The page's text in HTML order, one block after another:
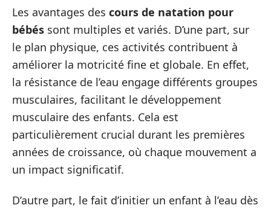
Les avantages des cours de natation pour
bébés sont multiples et variés. D’une part, sur
le plan physique, ces activités contribuent à
améliorer la motricité fine et globale. En effet,
la résistance de l’eau engage différents groupes
musculaires, facilitant le développement
musculaire des enfants. Cela est
particulièrement crucial durant les premières
années de croissance, où chaque mouvement a
un impact significatif.
D’autre part, le fait d’initier un enfant à l’eau dès